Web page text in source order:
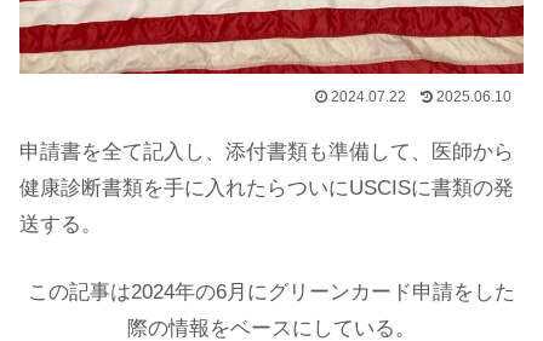
2024.07.22 2025.06.10
申請書を全て記入し、添付書類も準備して、医師から
健康診断書類を手に入れたらついにUSCISに書類の発
送する。
この記事は2024年の6月にグリーンカード申請をした
際の情報をベースにしている。